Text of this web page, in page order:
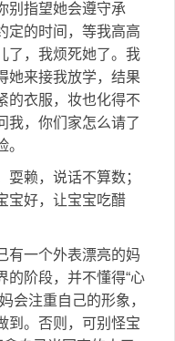
别指望她会遵守承
定的时间，等我高高
了，我烦死她了。我
她来接我放学，结果
的衣服，妆也化得不
我，你们家怎么请了
耍赖，说话不算数；
宝好，让宝宝吃醋
有一个外表漂亮的妈
的阶段，并不懂得“心
会注重自己的形象，
到。否则，可别怪宝